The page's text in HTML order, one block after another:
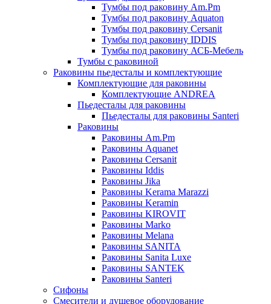
Тумбы под раковину Am.Pm
Тумбы под раковину Aquaton
Тумбы под раковину Cersanit
Тумбы под раковину IDDIS
Тумбы под раковину АСБ-Мебель
Тумбы с раковиной
Раковины пьедесталы и комплектующие
Комплектующие для раковины
Комплектующие ANDREA
Пьедесталы для раковины
Пьедесталы для раковины Santeri
Раковины
Раковины Am.Pm
Раковины Aquanet
Раковины Cersanit
Раковины Iddis
Раковины Jika
Раковины Kerama Marazzi
Раковины Keramin
Раковины KIROVIT
Раковины Marko
Раковины Melana
Раковины SANITA
Раковины Sanita Luxe
Раковины SANTEK
Раковины Santeri
Сифоны
Смесители и душевое оборудование